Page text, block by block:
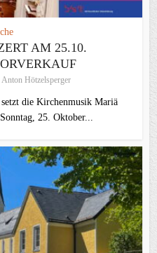
AM 25.10.
Anton Hötzelsperger
die Kirchenmusik Mariä
25. Oktober...